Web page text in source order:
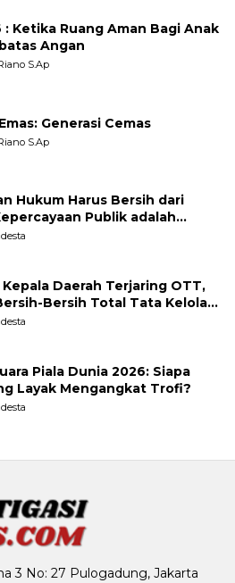
: Ketika Ruang Aman Bagi Anak
Angan
S.Ap
Generasi Cemas
S.Ap
Hukum Harus Bersih dari
Publik adalah
Kepala Daerah Terjaring OTT,
Bersih Total Tata Kelola
Piala Dunia 2026: Siapa
Layak Mengangkat Trofi?
3 No: 27 Pulogadung, Jakarta